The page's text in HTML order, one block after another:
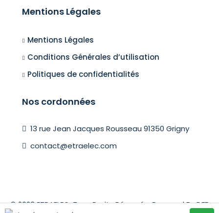
Mentions Légales
Mentions Légales
Conditions Générales d’utilisation
Politiques de confidentialités
Nos cordonnées
13 rue Jean Jacques Rousseau 91350 Grigny
contact@etraelec.com
© 2023 ETRAELEC. Tous Droits Réservés. Powered By DFB